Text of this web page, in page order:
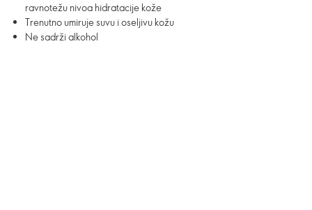
ravnotežu nivoa hidratacije kože
Trenutno umiruje suvu i oseljivu kožu
Ne sadrži alkohol